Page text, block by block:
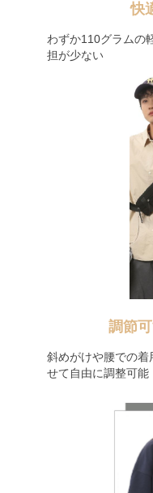
快
わずか110グラムの
担が少ない
調節
斜めがけや腰での着
せて自由に調整可能